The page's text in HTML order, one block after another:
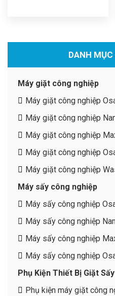
DANH
Máy giặt công nghiệp
Máy giặt công nghiệp
Máy giặt công nghiệp
Máy giặt công nghiệp
Máy giặt công nghiệp
Máy giặt công nghiệp
Máy sấy công nghiệp
Máy sấy công nghiệp
Máy sấy công nghiệp
Máy sấy công nghiệp
Máy sấy công nghiệp
Phụ Kiện Thiết Bị Giặt Sấy
Phụ kiện máy giặt công